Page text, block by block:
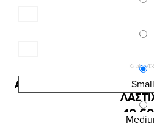
Small
ΑΝΔΡΙΚΟ ΣΛΙΠ INIZIO ΜΕ